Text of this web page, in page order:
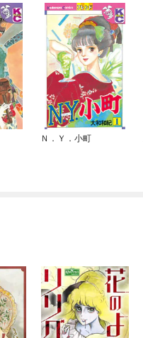
Ｎ．Ｙ．小町